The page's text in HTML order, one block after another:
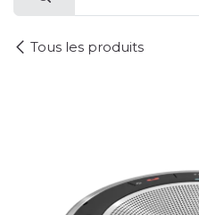
Tous les produits